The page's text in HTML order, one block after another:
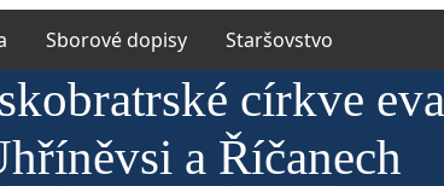
Sborové dopisy Staršovstvo
církve
a Říčanech